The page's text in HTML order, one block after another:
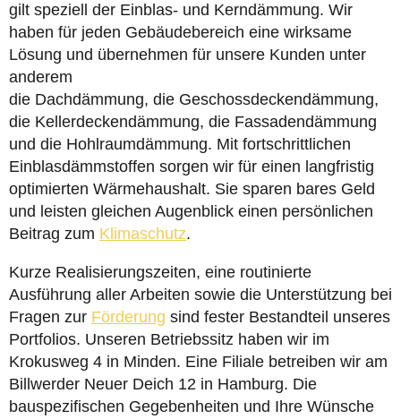
gilt speziell der Einblas- und Kerndämmung. Wir
haben für jeden Gebäudebereich eine wirksame
Lösung und übernehmen für unsere Kunden unter
anderem
die Dachdämmung, die Geschossdeckendämmung,
die Kellerdeckendämmung, die Fassadendämmung
und die Hohlraumdämmung. Mit fortschrittlichen
Einblasdämmstoffen sorgen wir für einen langfristig
optimierten Wärmehaushalt. Sie sparen bares Geld
und leisten gleichen Augenblick einen persönlichen
Beitrag zum Klimaschutz.
Kurze Realisierungszeiten, eine routinierte
Ausführung aller Arbeiten sowie die Unterstützung bei
Fragen zur Förderung sind fester Bestandteil unseres
Portfolios. Unseren Betriebssitz haben wir im
Krokusweg 4 in Minden. Eine Filiale betreiben wir am
Billwerder Neuer Deich 12 in Hamburg. Die
bauspezifischen Gegebenheiten und Ihre Wünsche